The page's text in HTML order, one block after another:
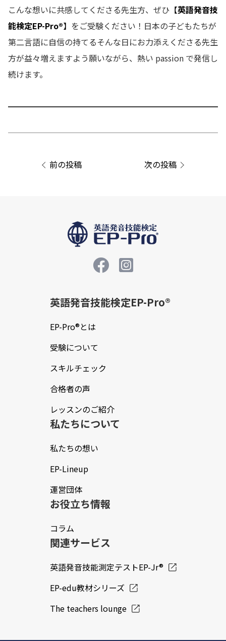
こんな想いに共感してくださる先生方、ぜひ 【英語発音技
能検定EP-Pro®】 をご受験ください！日本の子どもたちが
第二言語に自信の持てるそんな日にお力添えくださる先生
方が益々増えますよう願いながら、熱い passion で発信し
続けます。
前の投稿 次の投稿
英語発音技能検定EP-Pro®
EP-Pro®とは
受験について
スキルチェック
合格者の声
レッスンのご紹介
私たちについて
私たちの想い
EP-Lineup
運営団体
お役立ち情報
コラム
関連サービス
英語発音技能測定テストEP-Jr®
EP-edu教材シリーズ
The teachers lounge